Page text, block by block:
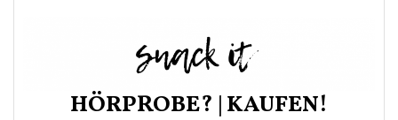
HÖRPROBE? |KAUFEN!